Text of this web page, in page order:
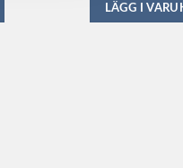
LÄGG I